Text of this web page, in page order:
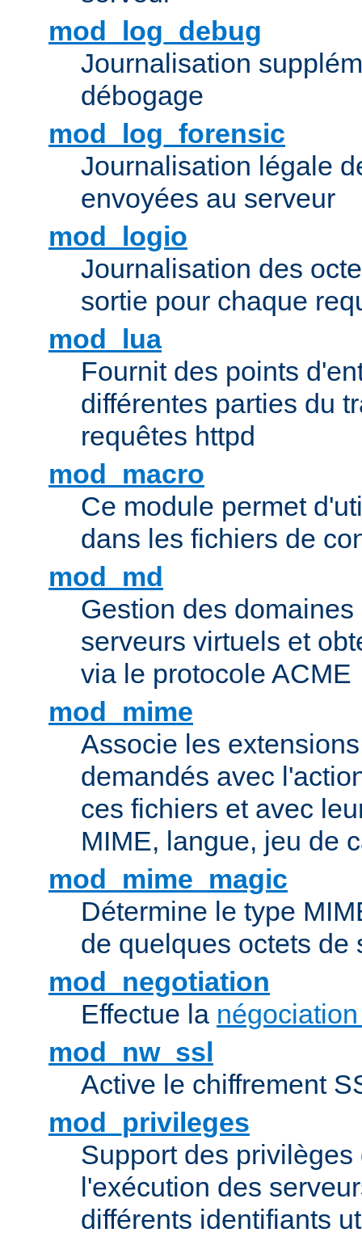
mod_log_debug
Journalisation
débogage
mod_log_forensic
Journalisation légale
envoyées au serveur
mod_logio
Journalisation des
sortie pour chaque
mod_lua
Fournit des points
différentes parties du
requêtes httpd
mod_macro
Ce module permet
dans les fichiers de
mod_md
Gestion des
serveurs virtuels et
via le protocole ACME
mod_mime
Associe les
demandés avec
ces fichiers et avec
MIME, langue, jeu de
mod_mime_magic
Détermine le type
de quelques octets de
mod_negotiation
Effectue la
mod_nw_ssl
Active le chiffrement
mod_privileges
Support des
l'exécution des
différents identifiants